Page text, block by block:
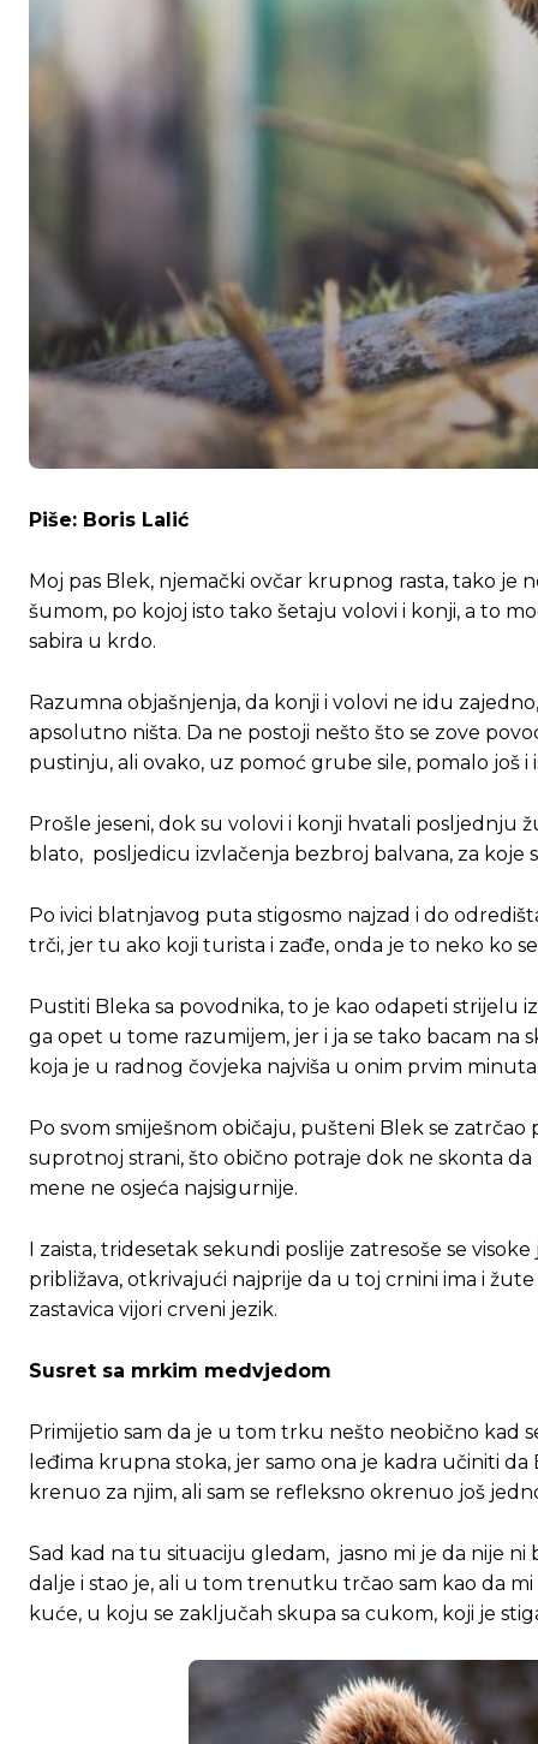
Ovim putem želimo da vam se zahvalimo
Ovim putem želimo da vam se zahvalimo
Piše: Boris Lalić
Moj pas Blek, njemački ovčar krupnog rasta, tako je
šumom, po kojoj isto tako šetaju volovi i konji, a to
sabira u krdo.
Razumna objašnjenja, da konji i volovi ne idu
apsolutno ništa. Da ne postoji nešto što se zove
pustinju, ali ovako, uz pomoć grube sile, pomalo još i
Prošle jeseni, dok su volovi i konji hvatali
blato, posljedicu izvlačenja bezbroj balvana, za koje
Po ivici blatnjavog puta stigosmo najzad i do
trči, jer tu ako koji turista i zađe, onda je to neko ko
Pustiti Bleka sa povodnika, to je kao odapeti strijelu
ga opet u tome razumijem, jer i ja se tako bacam na
koja je u radnog čovjeka najviša u onim prvim
Po svom smiješnom običaju, pušteni Blek se
suprotnoj strani, što obično potraje dok ne skonta da
mene ne osjeća najsigurnije.
I zaista, tridesetak sekundi poslije zatresoše se
približava, otkrivajući najprije da u toj crnini ima i
zastavica vijori crveni jezik.
Susret sa mrkim medvjedom
Primijetio sam da je u tom trku nešto neobično kad
leđima krupna stoka, jer samo ona je kadra učiniti
krenuo za njim, ali sam se refleksno okrenuo još
Sad kad na tu situaciju gledam, jasno mi je da nije
dalje i stao je, ali u tom trenutku trčao sam kao da mi
kuće, u koju se zaključah skupa sa cukom, koji je